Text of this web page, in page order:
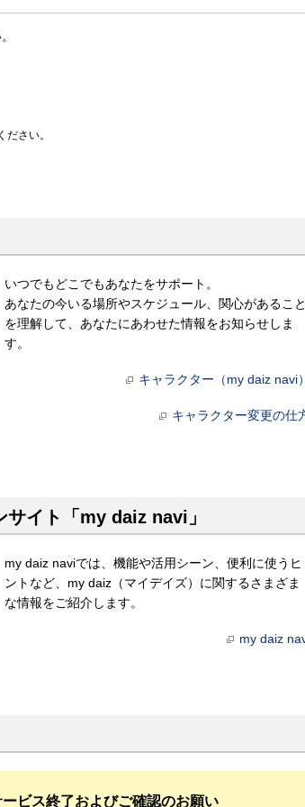
ださい。
いつでもどこでもあなたをサポート。
あなたの今いる場所やスケジュール、関心があるこ
を理解して、あなたにあわせた情報をお知らせしま
す。
キャラクター（my daiz navi
キャラクター変更の仕
イト「my daiz navi」
my daiz naviでは、機能や活用シーン、便利に使うヒ
ントなど、my daiz（マイデイズ）に関するさまざま
な情報をご紹介します。
my daiz
ビス終了およびご確認のお願い